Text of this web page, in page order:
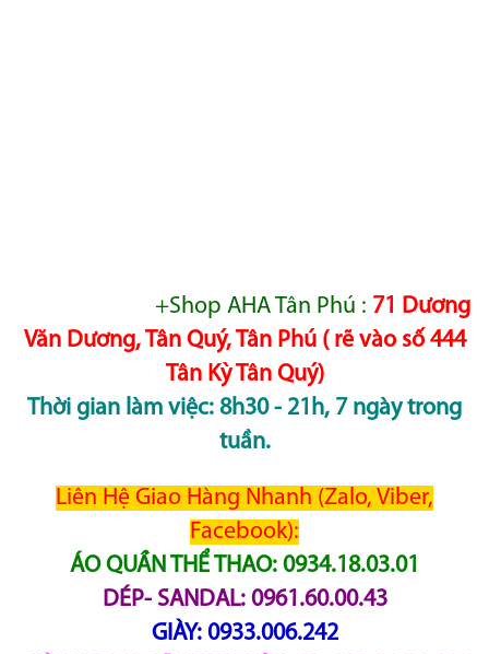
+Shop AHA Tân Phú : 71 Dương
Văn Dương, Tân Quý, Tân Phú ( rẽ vào số 444
Tân Kỳ Tân Quý)
Thời gian làm việc: 8h30 - 21h, 7 ngày trong
tuần.
Liên Hệ Giao Hàng Nhanh (Zalo, Viber,
Facebook):
ÁO QUẦN THỂ THAO: 0934.18.03.01
DÉP- SANDAL: 0961.60.00.43
GIÀY: 0933.006.242